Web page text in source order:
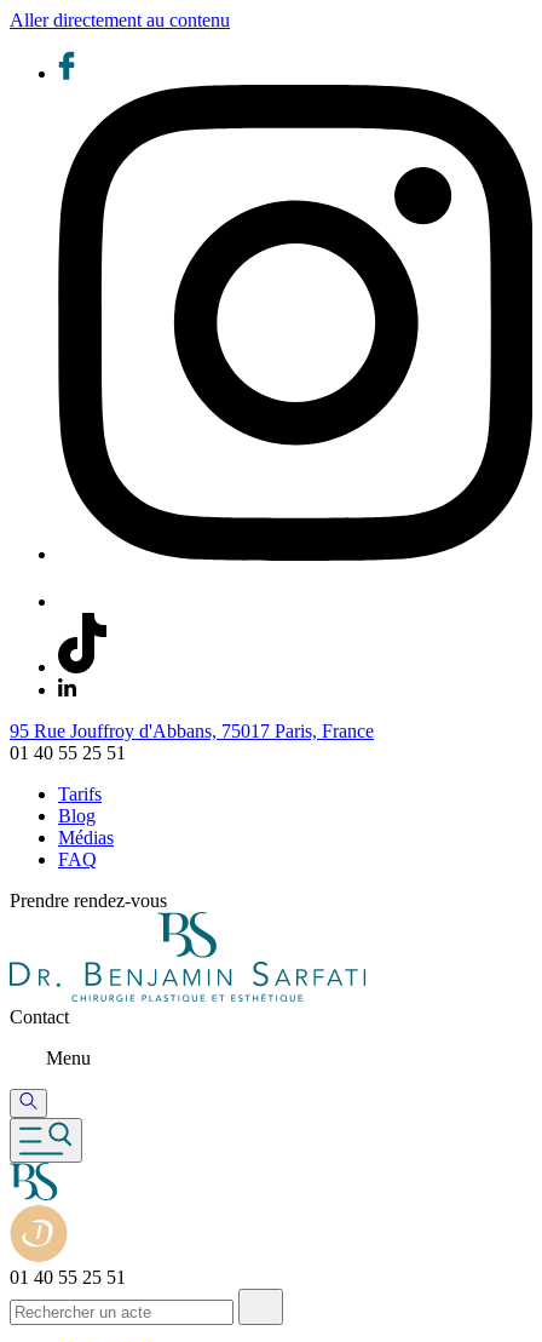
Aller directement au contenu
95 Rue Jouffroy d'Abbans, 75017 Paris, France
01 40 55 25 51
Tarifs
Blog
Médias
FAQ
Prendre rendez-vous
Contact
Menu
01 40 55 25 51